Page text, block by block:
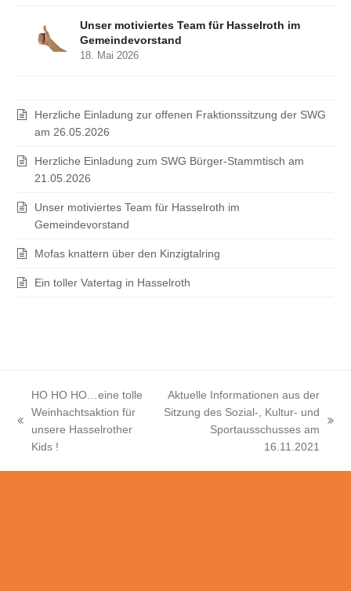
Unser motiviertes Team für Hasselroth im
Gemeindevorstand
18. Mai 2026
Herzliche Einladung zur offenen Fraktionssitzung der SWG
am 26.05.2026
Herzliche Einladung zum SWG Bürger-Stammtisch am
21.05.2026
Unser motiviertes Team für Hasselroth im
Gemeindevorstand
Mofas knattern über den Kinzigtalring
Ein toller Vatertag in Hasselroth
vorheriger
Beitrag:
HO HO HO…eine tolle
Weinhachtsaktion für
unsere Hasselrother
Kids !
Aktuelle Informationen aus der
Sitzung des Sozial-, Kultur- und
Sportausschusses am
16.11.2021